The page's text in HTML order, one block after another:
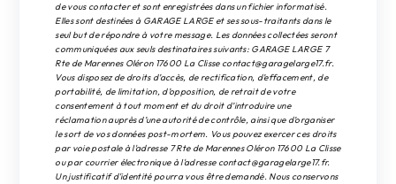
de vous contacter et sont enregistrées dans un fichier informatisé.
Elles sont destinées à GARAGE LARGE et ses sous-traitants dans le
seul but de répondre à votre message. Les données collectées seront
communiquées aux seuls destinataires suivants: GARAGE LARGE 7
Rte de Marennes Oléron 17600 La Clisse contact@garagelarge17.fr.
Vous disposez de droits d’accès, de rectification, d’effacement, de
portabilité, de limitation, d’opposition, de retrait de votre
consentement à tout moment et du droit d’introduire une
réclamation auprès d’une autorité de contrôle, ainsi que d’organiser
le sort de vos données post-mortem. Vous pouvez exercer ces droits
par voie postale à l'adresse 7 Rte de Marennes Oléron 17600 La Clisse
ou par courrier électronique à l'adresse contact@garagelarge17.fr.
Un justificatif d'identité pourra vous être demandé. Nous conservons